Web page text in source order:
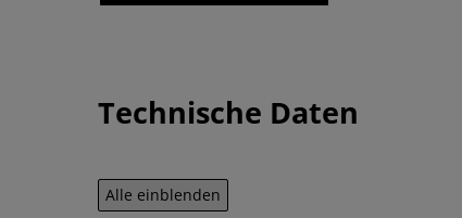
Technische Daten
Alle einblenden